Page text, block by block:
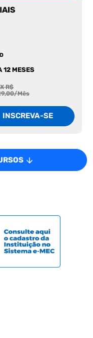
12 MESES
R$
Mês
INSCREVA-SE